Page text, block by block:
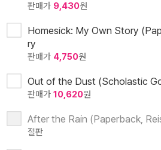
판매가 9,430원
Homesick: My Own Story
ry
판매가 4,750원
Out of the Dust (Scholastic
판매가 10,620원
After the Rain (Paperback,
절판